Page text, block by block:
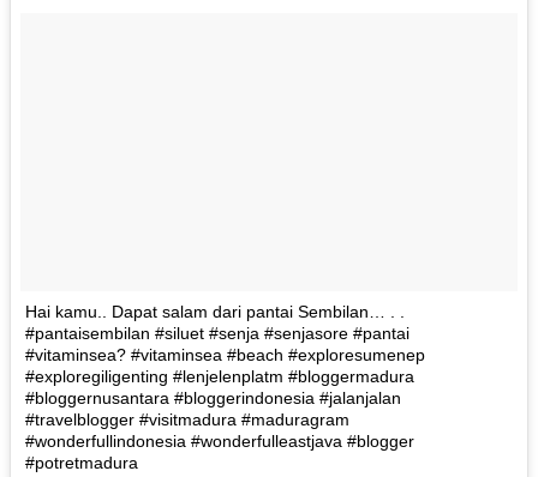
Hai kamu.. Dapat salam dari pantai Sembilan… . .
#pantaisembilan #siluet #senja #senjasore #pantai
#vitaminsea? #vitaminsea #beach #exploresumenep
#exploregiligenting #lenjelenplatm #bloggermadura
#bloggernusantara #bloggerindonesia #jalanjalan
#travelblogger #visitmadura #maduragram
#wonderfullindonesia #wonderfulleastjava #blogger
#potretmadura